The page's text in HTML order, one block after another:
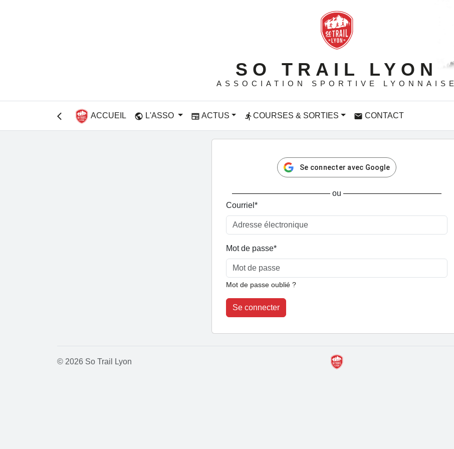
SO TRAIL LYON
ASSOCIATION SPORTIVE LYONNAISE
arrow_back_ios ACCUEIL public L'ASSO newspaper ACTUS directions_runCOURSES & SORTIES email CONTACT
Se connecter avec Google
ou
Courriel *
Mot de passe*
Mot de passe oublié ?
Se connecter
© 2026 So Trail Lyon